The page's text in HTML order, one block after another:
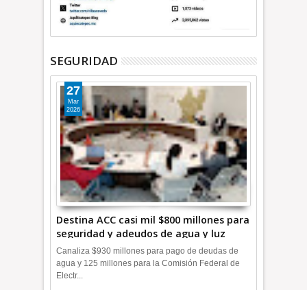
SEGURIDAD
Destina ACC casi mil $800 millones para
seguridad y adeudos de agua y luz
+Video
27
Mar
2026
Canaliza $930 millones para pago de deudas de
agua y 125 millones para la Comisión Federal de
Electr...